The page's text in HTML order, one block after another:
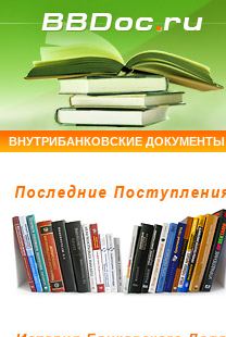
ВНУТРИБАНКОВСКИЕ ДОКУМЕНТЫ